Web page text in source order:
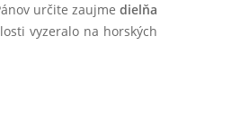
určite zaujmedielňa
vyzeralo na horských